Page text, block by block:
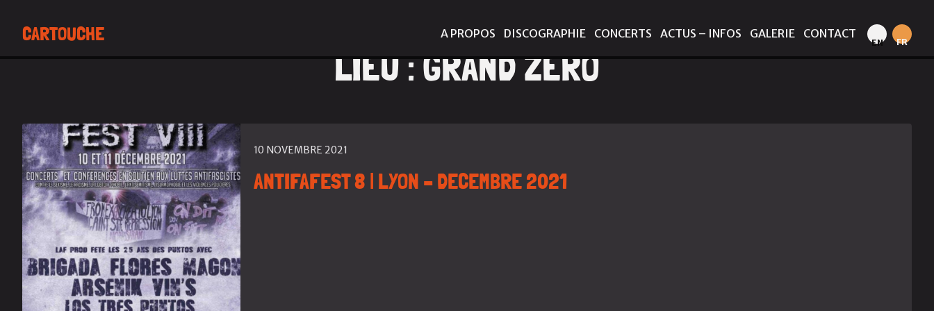
CARTOUCHE A PROPOS DISCOGRAPHIE CONCERTS ACTUS – INFOS GALERIE CONTACT
EN FR
LIEU : GRAND ZERO
10 NOVEMBRE 2021
ANTIFAFEST 8 | LYON – DECEMBRE 2021